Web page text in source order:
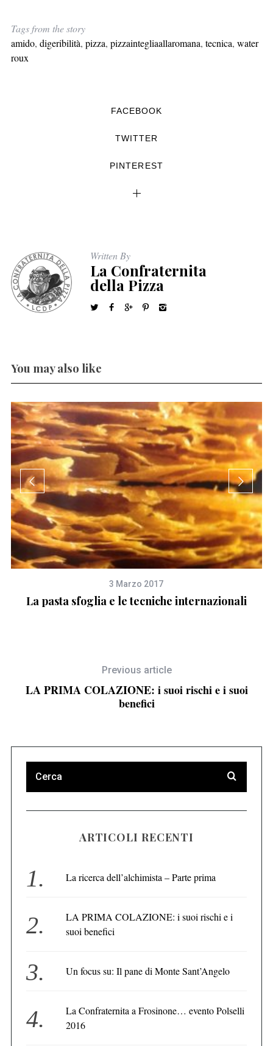
Tags from the story
amido, digeribilità, pizza, pizzaintegliaallaromana, tecnica, water
roux
FACEBOOK
TWITTER
PINTEREST
Written By
La Confraternita
della Pizza
You may also like
3 Marzo 2017
La pasta sfoglia e le tecniche internazionali
Previous article
LA PRIMA COLAZIONE: i suoi rischi e i suoi
benefici
ARTICOLI RECENTI
La ricerca dell’alchimista – Parte prima
LA PRIMA COLAZIONE: i suoi rischi e i
suoi benefici
Un focus su: Il pane di Monte Sant’Angelo
La Confraternita a Frosinone… evento Polselli
2016